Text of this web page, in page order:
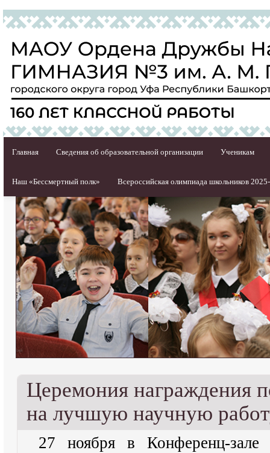
Главная Сведения об образовательной организации Ученикам
Наш «Бессмертный полк» Всероссийская олимпиада школьников
Церемония награждения
на лучшую научную
27 ноября в Конференц-зале